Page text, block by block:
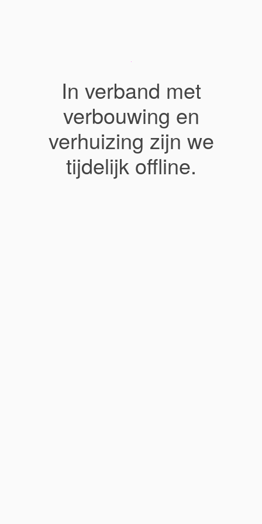
In verband met
verbouwing en
verhuizing zijn we
tijdelijk offline.